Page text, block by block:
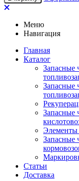
Меню
Навигация
Главная
Каталог
Запасные
Запасные
Запасные
Элементы
Запасные
Статьи
Доставка